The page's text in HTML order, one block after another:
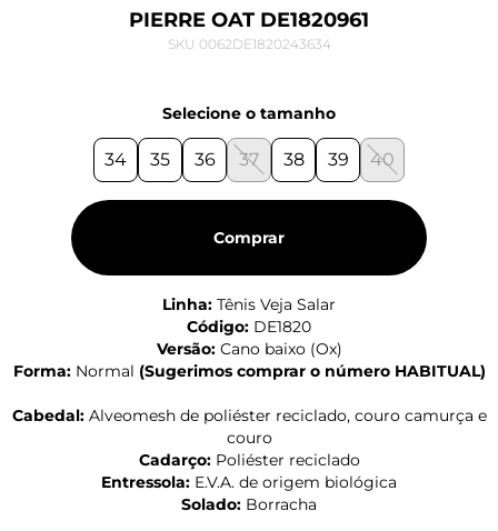
PIERRE OAT DE1820961
SKU 0062DE1820243634
Selecione o tamanho
34 35 36 37 38 39 40
Comprar
Linha: Tênis Veja Salar
Código: DE1820
Versão:Cano baixo (Ox)
Forma:Normal (Sugerimos comprar o número HABITUAL)
Cabedal:Alveomesh de poliéster reciclado, couro camurça e
couro
Cadarço:Poliéster reciclado
Entressola: E.V.A. de origem biológica
Solado: Borracha